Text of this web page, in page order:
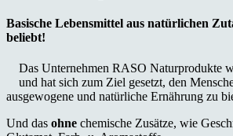
Basische Lebensmittel aus natürlichen
beliebt!
Das Unternehmen RASO Naturprodukte
und hat sich zum Ziel gesetzt, den
ausgewogene und natürliche Ernährung zu
Und das ohne chemische Zusätze, wie